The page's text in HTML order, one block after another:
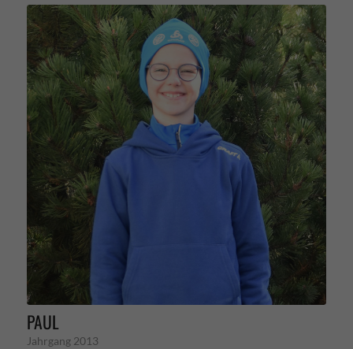
PAUL
Jahrgang 2013